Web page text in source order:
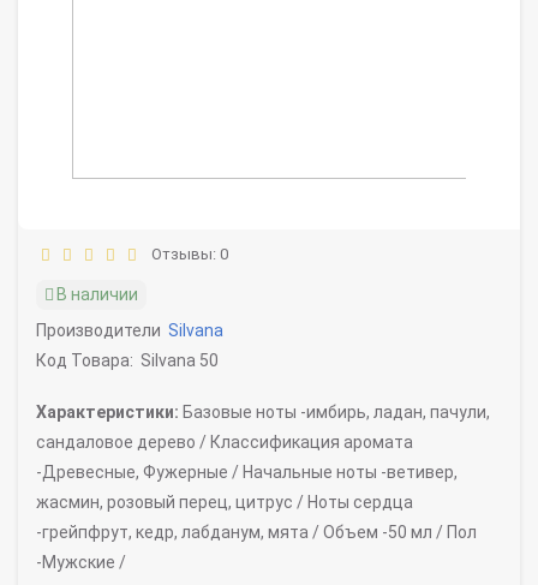
Отзывы: 0
В наличии
Производители Silvana
Код Товара: Silvana 50
Характеристики: Базовые ноты -имбирь, ладан, пачули,
сандаловое дерево / Классификация аромата
-Древесные, Фужерные / Начальные ноты -ветивер,
жасмин, розовый перец, цитрус / Ноты сердца
-грейпфрут, кедр, лабданум, мята /Объем -50 мл / Пол
-Мужские /